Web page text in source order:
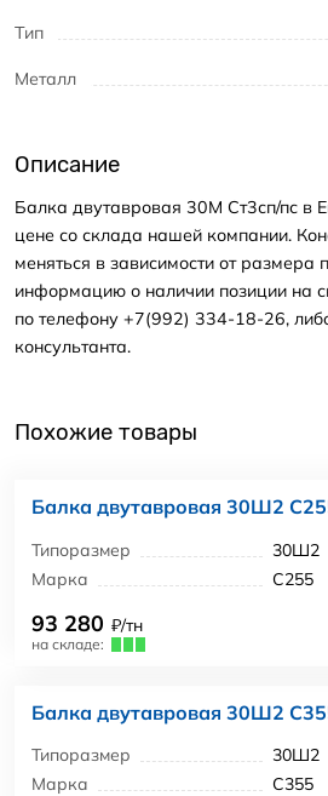
Тип
Металл
Описание
Балка двутавровая 30М Ст3сп/пс в
цене со склада нашей компании.
меняться в зависимости от размера
информацию о наличии позиции на
по телефону +7(992) 334-18-26,
консультанта.
Похожие товары
Балка двутавровая 30Ш2
Типоразмер
30Ш2
Марка
С255
93 280 ₽/тн
на складе:
Балка двутавровая 30Ш2
Типоразмер
30Ш2
Марка
С355